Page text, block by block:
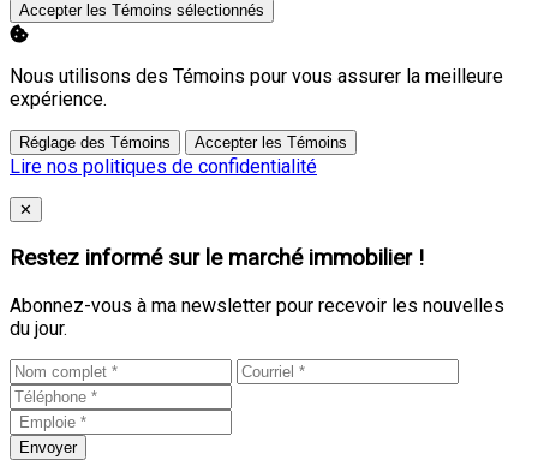
Accepter les Témoins sélectionnés
Nous utilisons des Témoins pour vous assurer la meilleure
expérience.
Réglage des Témoins Accepter les Témoins
Lire nos politiques de confidentialité
Close
✕
Restez informé sur le marché immobilier !
Abonnez-vous à ma newsletter pour recevoir les nouvelles
du jour.
Envoyer